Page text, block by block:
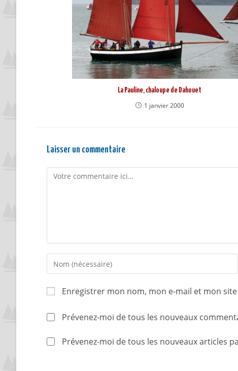
La Pauline, chaloupe de Dahouet
1 janvier 2000
Laisser un commentaire
Enregistrer mon nom, mon e-mail et mon
Prévenez-moi de tous les nouveaux
Prévenez-moi de tous les nouveaux articles